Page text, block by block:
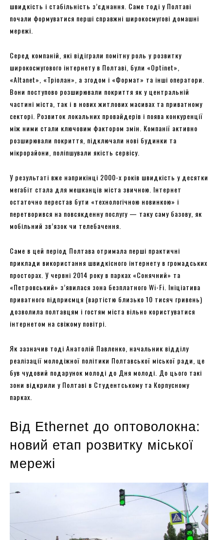
швидкість і стабільність з’єднання. Саме тоді у Полтаві
почали формуватися перші справжні широкосмугові домашні
мережі.
Серед компаній, які відіграли помітну роль у розвитку
широкосмугового інтернету в Полтаві, були «Optinet»,
«Altanet», «Тріолан», а згодом і «Формат» та інші оператори.
Вони поступово розширювали покриття як у центральній
частині міста, так і в нових житлових масивах та приватному
секторі. Розвиток локальних провайдерів і поява конкуренції
між ними стали ключовим фактором змін. Компанії активно
розширювали покриття, підключали нові будинки та
мікрорайони, поліпшували якість сервісу.
У результаті вже наприкінці 2000-х років швидкість у десятки
мегабіт стала для мешканців міста звичною. Інтернет
остаточно перестав бути «технологічною новинкою» і
перетворився на повсякденну послугу — таку саму базову, як
мобільний зв’язок чи телебачення.
Саме в цей період Полтава отримала перші практичні
приклади використання швидкісного інтернету в громадських
просторах. У червні 2014 року в парках «Сонячний» та
«Петровський» з’явилася зона безплатного Wi-Fi. Ініціатива
приватного підприємця (вартістю близько 10 тисяч гривень)
дозволила полтавцям і гостям міста вільно користуватися
інтернетом на свіжому повітрі.
Як зазначив тоді Анатолій Павленко, начальник відділу
реалізації молодіжної політики Полтавської міської ради, це
був чудовий подарунок молоді до Дня молоді. До цього такі
зони відкрили у Полтаві в Студентському та Корпусному
парках.
Від Ethernet до оптоволокна:
новий етап розвитку міської
мережі